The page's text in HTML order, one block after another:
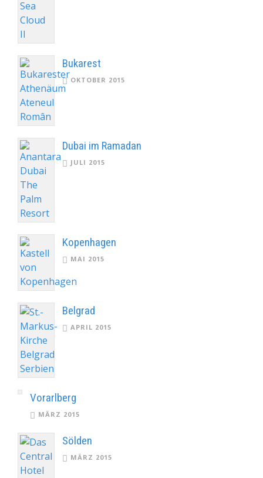
Bukarest
OKTOBER 2015
Dubai im Ramadan
JULI 2015
Kopenhagen
MAI 2015
Belgrad
APRIL 2015
Vorarlberg
MÄRZ 2015
Sölden
MÄRZ 2015